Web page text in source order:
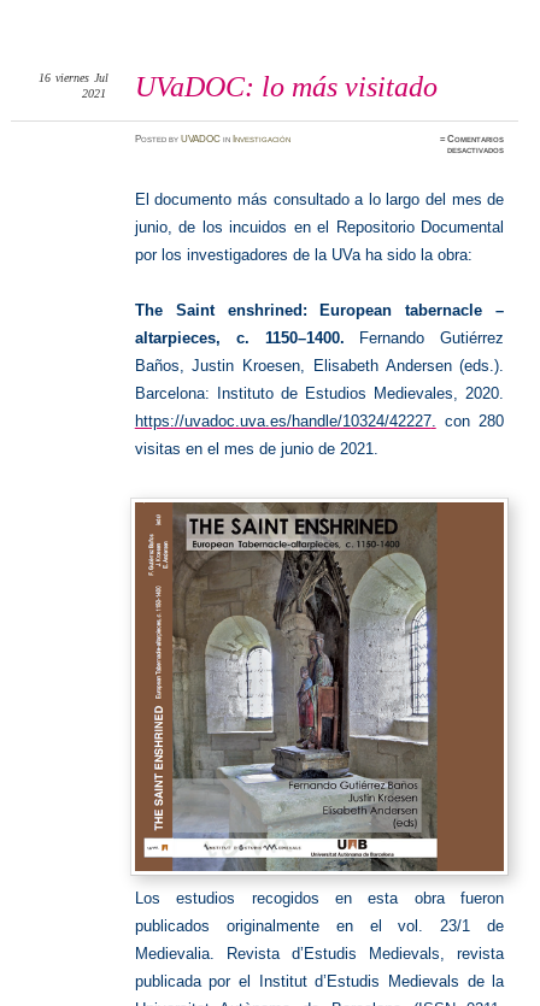
UVaDOC: lo más visitado
16 viernes Jul
2021
PostedbyUVADOC in Investigación ≈Comentarios
desactivadosen
El documento más consultado a lo largo del mes de
junio, de los incuidos en el Repositorio Documental
por los investigadores de la UVa ha sido la obra:
The Saint enshrined: European tabernacle –
altarpieces, c. 1150–1400. Fernando Gutiérrez
Baños, Justin Kroesen, Elisabeth Andersen (eds.).
Barcelona: Instituto de Estudios Medievales, 2020.
https://uvadoc.uva.es/handle/10324/42227. con 280
visitas en el mes de junio de 2021.
Los estudios recogidos en esta obra fueron
publicados originalmente en el vol. 23/1 de
Medievalia. Revista d’Estudis Medievals, revista
publicada por el Institut d’Estudis Medievals de la